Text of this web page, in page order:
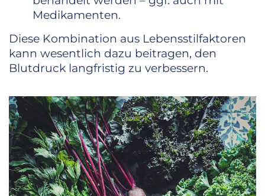
Medikamenten.
Diese Kombination aus Lebensstilfaktoren
kann wesentlich dazu beitragen, den
Blutdruck langfristig zu verbessern.